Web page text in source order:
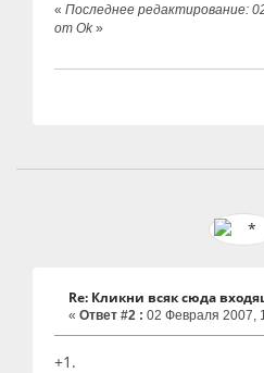
« Последнее редактирование:
от Ok »
Re: Кликни всяк сюда
« Ответ #2 : 02 Февраля 2007,
+1.